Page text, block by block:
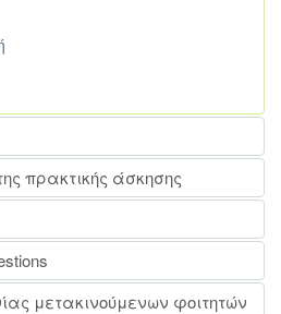
πρακτικής άσκησης
μετακινούμενων φοιτητών